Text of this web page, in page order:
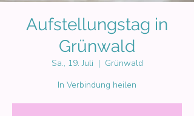
Aufstellungstag in
Grünwald
Sa., 19. Juli
  |
Grünwald
In Verbindung heilen